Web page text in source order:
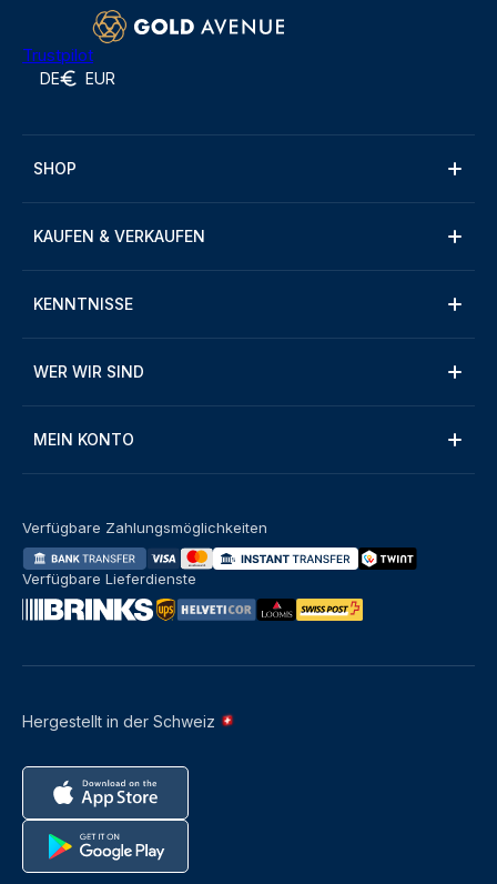
Trustpilot
DE EUR
SHOP
KAUFEN & VERKAUFEN
KENNTNISSE
WER WIR SIND
MEIN KONTO
Hergestellt in der Schweiz
Verfügbare Zahlungsmöglichkeiten
Verfügbare Lieferdienste